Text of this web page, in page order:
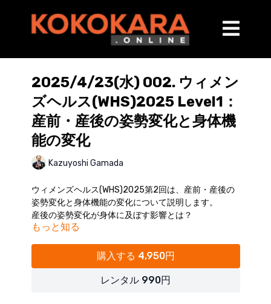
2025/4/23(水) 002. ウィメン
ズヘルス(WHS)2025 Level1：
産前・産後の姿勢変化と身体機
能の変化
Kazuyoshi Gamada
ウィメンズヘルス(WHS)2025第2回は、産前・産後の
姿勢変化と身体機能の変化について説明します。
産後の姿勢変化が身体に及ぼす影響とは？
姿勢の調整法を学び、実践的なサポートを提供できる
（講師：蒲田和芳）
もっと知る
購入する 4,950円
レンタル 990円